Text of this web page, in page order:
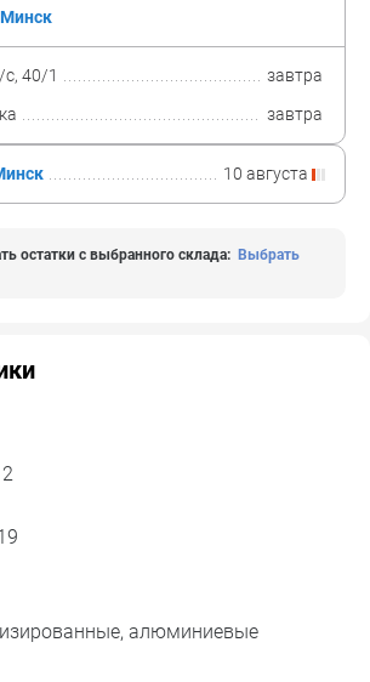
Минск
40/1
завтра
завтра
10 августа
остатки с выбранного склада: Выбрать
2
алюминиевые